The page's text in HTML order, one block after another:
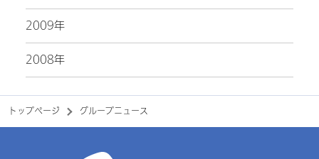
2009年
2008年
トップページ グループニュース